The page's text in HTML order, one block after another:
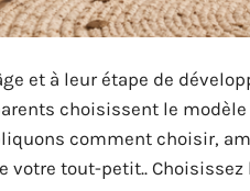
et à leur étape de
choisissent le
comment choisir,
votre tout-petit.. Choisissez